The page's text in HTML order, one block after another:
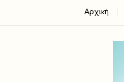
Αρχική